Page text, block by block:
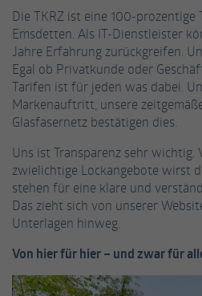
Die TKRZ ist eine 100-
Emsdetten. Als IT-Dienstleister
Jahre Erfahrung zurückgreifen.
Egal ob Privatkunde oder
Tarifen ist für jeden was dabei.
Markenauftritt, unsere
Glasfasernetz bestätigen dies.
Uns ist Transparenz sehr wichtig.
zwielichtige Lockangebote wirst
stehen für eine klare und
Das zieht sich von unserer
Unterlagen hinweg.
Von hier für hier – und zwar für
Name fe_typo_user /
Anbieter TYPO3
Laufzeit Session
Zweck
Cookie von
Benutzer-Logins
eingeloggte
und es wird ihm
Bereichen gewährt.
Name cookie_optin
Cookie-
Statistiken
Diese Gruppe beinhaltet alle Skripte
und zugehörige Cookies. Es hilft uns
Website zu verbessern.
Name _ga
Anbieter Google Analytics
Laufzeit 2 Jahre
installiert. Das
Cookie-
Externe Inhalte
Wir verwenden auf unserer Website
zusätzliche Informationen anzubieten.